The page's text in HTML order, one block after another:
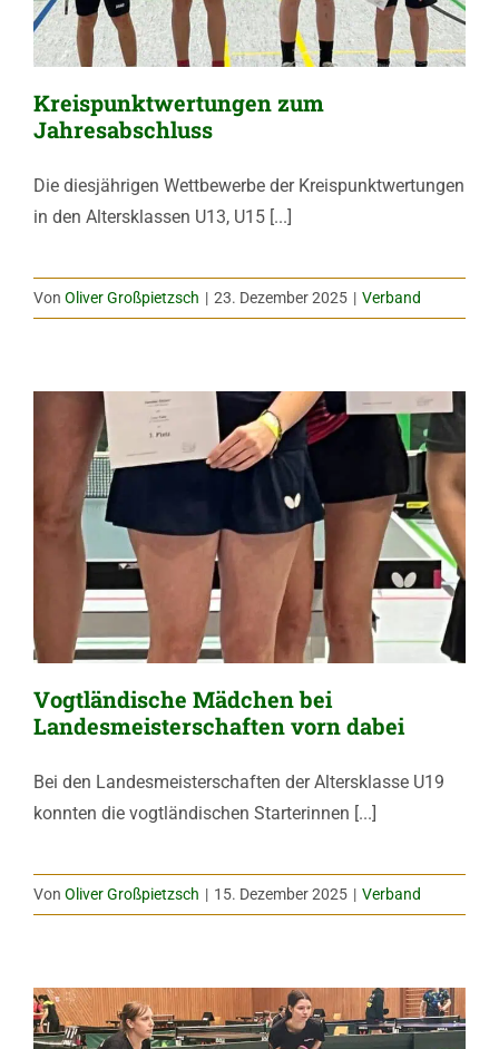
Kreispunktwertungen zum
Jahresabschluss
Die diesjährigen Wettbewerbe der Kreispunktwertungen
in den Altersklassen U13, U15 [...]
Von Oliver Großpietzsch | 23. Dezember 2025 | Verband
Vogtländische Mädchen bei
Landesmeisterschaften vorn dabei
Bei den Landesmeisterschaften der Altersklasse U19
konnten die vogtländischen Starterinnen [...]
Von Oliver Großpietzsch | 15. Dezember 2025 | Verband